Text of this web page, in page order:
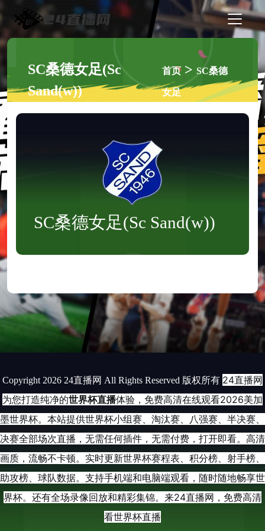
SC桑德女足(Sc
Sand(w))
首页>SC桑德
女足
SC桑德女足(Sc Sand(w))
Copyright 2026 24直播网 All Rights Reserved 版权所有 24直播网
为您打造纯净的世界杯直播体验，免费高清在线观看2026美加
墨世界杯。本站提供世界杯小组赛、淘汰赛、八强赛、半决赛、
决赛全部场次直播，无需任何插件，无需付费，打开即看。高清
画质，流畅不卡顿。实时更新世界杯赛程表、积分榜、射手榜、
助攻榜、球队数据。支持手机端和电脑端观看，随时随地畅享世
界杯。还有全场录像回放和精彩集锦。来24直播网，免费高清
看世界杯直播